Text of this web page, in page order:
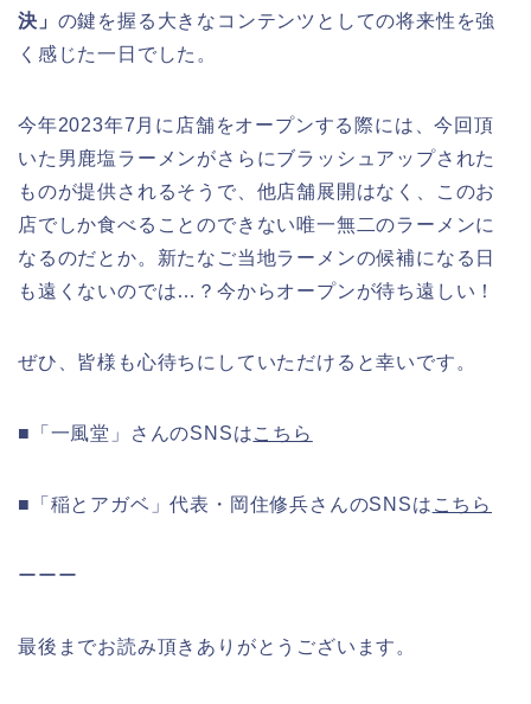
決」 の鍵を握る大きなコンテンツとしての将来性を強
く感じた一日でした。
今年2023年7月に店舗をオープンする際には、今回頂
いた男鹿塩ラーメンがさらにブラッシュアップされた
ものが提供されるそうで、他店舗展開はなく、このお
店でしか食べることのできない唯一無二のラーメンに
なるのだとか。新たなご当地ラーメンの候補になる日
も遠くないのでは…？今からオープンが待ち遠しい！
ぜひ、皆様も心待ちにしていただけると幸いです。
■「一風堂」さんのSNSはこちら
■「稲とアガベ」代表・岡住修兵さんのSNSは こちら
ーーー
最後までお読み頂きありがとうございます。